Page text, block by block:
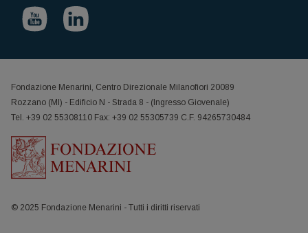
Fondazione Menarini, Centro Direzionale Milanofiori 20089
Rozzano (MI) - Edificio N - Strada 8 - (Ingresso Giovenale)
Tel. +39 02 55308110 Fax: +39 02 55305739 C.F. 94265730484
© 2025 Fondazione Menarini - Tutti i diritti riservati